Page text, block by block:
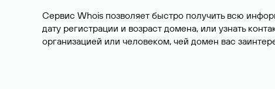
Сервис Whois позволяет быстро получить всю
дату регистрации и возраст домена, или узнать
организацией или человеком, чей домен вас